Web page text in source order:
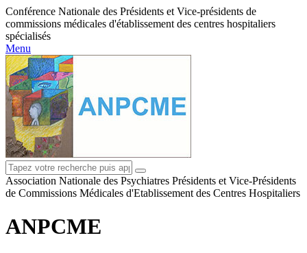
Conférence Nationale des Présidents et Vice-présidents de
commissions médicales d'établissement des centres hospitaliers
spécialisés
Menu
Association Nationale des Psychiatres Présidents et Vice-Présidents
de Commissions Médicales d'Etablissement des Centres Hospitaliers
ANPCME